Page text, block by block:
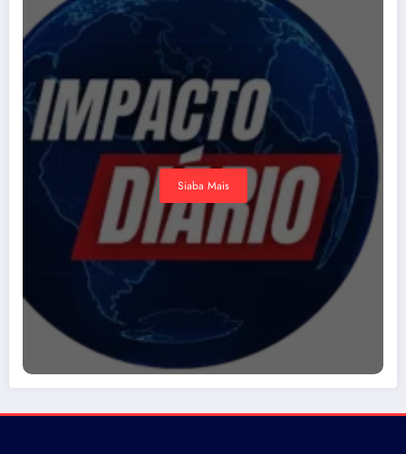
Siaba Mais